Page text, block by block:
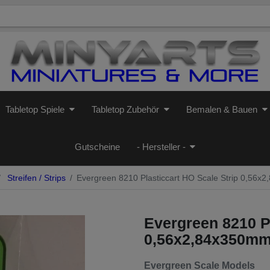
Tabletop Spiele Tabletop Zubehör Bemalen & Bauen
Gutscheine - Hersteller -
Streifen / Strips Evergreen 8210 Plasticcart HO Scale Strip
Evergreen 8210
Evergreen Scale Models